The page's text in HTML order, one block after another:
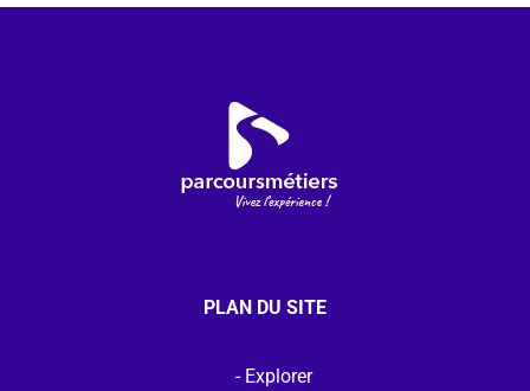
PLAN DU SITE
Explorer